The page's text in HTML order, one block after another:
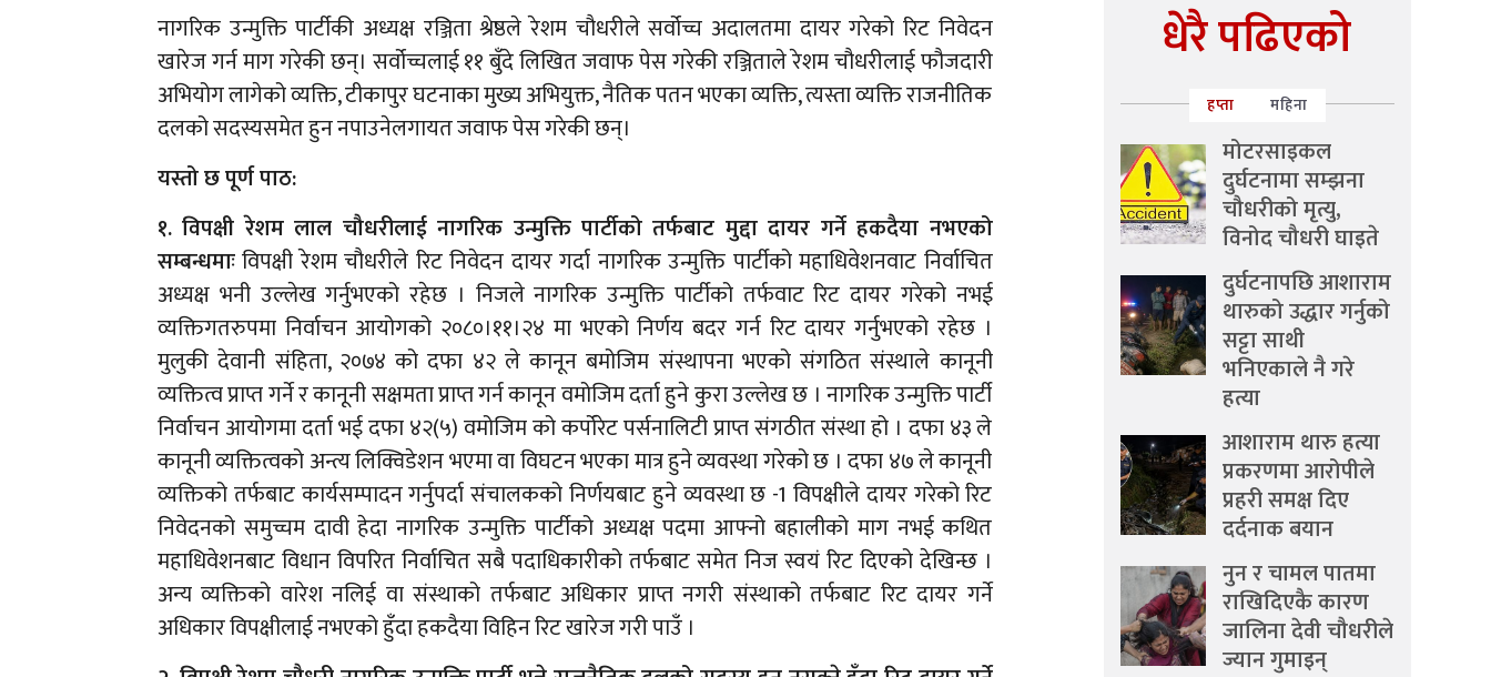
नागरिक उन्मुक्ति पार्टीकी अध्यक्ष रञ्जिता श्रेष्ठले रेशम चौधरीले सर्वोच्च अदालतमा दायर गरेको रिट निवेदन
खारेज गर्न माग गरेकी छन्। सर्वोच्चलाई ११ बुँदे लिखित जवाफ पेस गरेकी रञ्जिताले रेशम चौधरीलाई फौजदारी
अभियोग लागेको व्यक्ति, टीकापुर घटनाका मुख्य अभियुक्त, नैतिक पतन भएका व्यक्ति, त्यस्ता व्यक्ति राजनीतिक
दलको सदस्यसमेत हुन नपाउनेलगायत जवाफ पेस गरेकी छन्।
यस्तो छ पूर्ण पाठ:
१. विपक्षी रेशम लाल चौधरीलाई नागरिक उन्मुक्ति पार्टीको तर्फबाट मुद्दा दायर गर्ने हकदैया नभएको
सम्बन्धमाःविपक्षी रेशम चौधरीले रिट निवेदन दायर गर्दा नागरिक उन्मुक्ति पार्टीको महाधिवेशनवाट निर्वाचित
अध्यक्ष भनी उल्लेख गर्नुभएको रहेछ । निजले नागरिक उन्मुक्ति पार्टीको तर्फवाट रिट दायर गरेको नभई
व्यक्तिगतरुपमा निर्वाचन आयोगको २०८०।११।२४ मा भएको निर्णय बदर गर्न रिट दायर गर्नुभएको रहेछ ।
मुलुकी देवानी संहिता, २०७४ को दफा ४२ ले कानून बमोजिम संस्थापना भएको संगठित संस्थाले कानूनी
व्यक्तित्व प्राप्त गर्ने र कानूनी सक्षमता प्राप्त गर्न कानून वमोजिम दर्ता हुने कुरा उल्लेख छ । नागरिक उन्मुक्ति पार्टी
निर्वाचन आयोगमा दर्ता भई दफा ४२(५) वमोजिम को कर्पोरेट पर्सनालिटी प्राप्त संगठीत संस्था हो । दफा ४३ ले
कानूनी व्यक्तित्वको अन्त्य लिक्विडेशन भएमा वा विघटन भएका मात्र हुने व्यवस्था गरेको छ । दफा ४७ ले कानूनी
व्यक्तिको तर्फबाट कार्यसम्पादन गर्नुपर्दा संचालकको निर्णयबाट हुने व्यवस्था छ -1 विपक्षीले दायर गरेको रिट
निवेदनको समुच्चम दावी हेदा नागरिक उन्मुक्ति पार्टीको अध्यक्ष पदमा आफ्नो बहालीको माग नभई कथित
महाधिवेशनबाट विधान विपरित निर्वाचित सबै पदाधिकारीको तर्फबाट समेत निज स्वयं रिट दिएको देखिन्छ ।
अन्य व्यक्तिको वारेश नलिई वा संस्थाको तर्फबाट अधिकार प्राप्त नगरी संस्थाको तर्फबाट रिट दायर गर्ने
अधिकार विपक्षीलाई नभएको हुँदा हकदैया विहिन रिट खारेज गरी पाउँ ।
धेरै पढिएको
हप्ता महिना
मोटरसाइकल
दुर्घटनामा सम्झना
चौधरीको मृत्यु,
विनोद चौधरी घाइते
दुर्घटनापछि आशाराम
थारुको उद्धार गर्नुको
सट्टा साथी
भनिएकाले नै गरे
हत्या
आशाराम थारु हत्या
प्रकरणमा आरोपीले
प्रहरी समक्ष दिए
दर्दनाक बयान
नुन र चामल पातमा
राखिदिएकै कारण
जालिना देवी चौधरीले
ज्यान गुमाइन्